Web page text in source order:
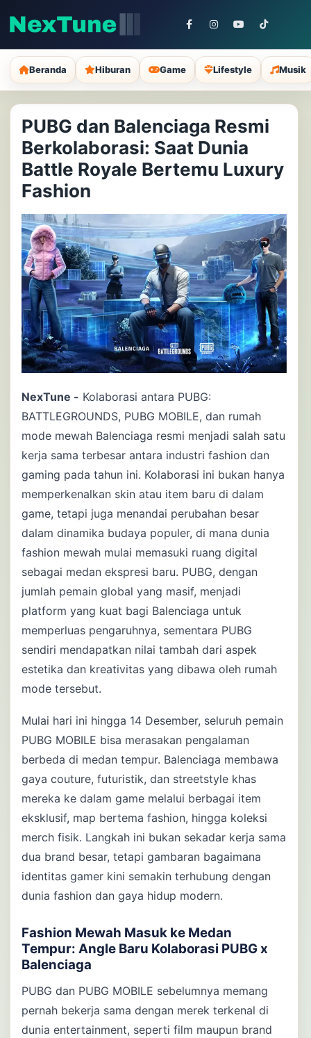
Beranda Hiburan Game Lifestyle Musik
PUBG dan Balenciaga Resmi
Berkolaborasi: Saat Dunia
Battle Royale Bertemu Luxury
Fashion
NexTune - Kolaborasi antara PUBG:
BATTLEGROUNDS, PUBG MOBILE, dan rumah
mode mewah Balenciaga resmi menjadi salah satu
kerja sama terbesar antara industri fashion dan
gaming pada tahun ini. Kolaborasi ini bukan hanya
memperkenalkan skin atau item baru di dalam
game, tetapi juga menandai perubahan besar
dalam dinamika budaya populer, di mana dunia
fashion mewah mulai memasuki ruang digital
sebagai medan ekspresi baru. PUBG, dengan
jumlah pemain global yang masif, menjadi
platform yang kuat bagi Balenciaga untuk
memperluas pengaruhnya, sementara PUBG
sendiri mendapatkan nilai tambah dari aspek
estetika dan kreativitas yang dibawa oleh rumah
mode tersebut.
Mulai hari ini hingga 14 Desember, seluruh pemain
PUBG MOBILE bisa merasakan pengalaman
berbeda di medan tempur. Balenciaga membawa
gaya couture, futuristik, dan streetstyle khas
mereka ke dalam game melalui berbagai item
eksklusif, map bertema fashion, hingga koleksi
merch fisik. Langkah ini bukan sekadar kerja sama
dua brand besar, tetapi gambaran bagaimana
identitas gamer kini semakin terhubung dengan
dunia fashion dan gaya hidup modern.
Fashion Mewah Masuk ke Medan
Tempur: Angle Baru Kolaborasi PUBG x
Balenciaga
PUBG dan PUBG MOBILE sebelumnya memang
pernah bekerja sama dengan merek terkenal di
dunia entertainment, seperti film maupun brand